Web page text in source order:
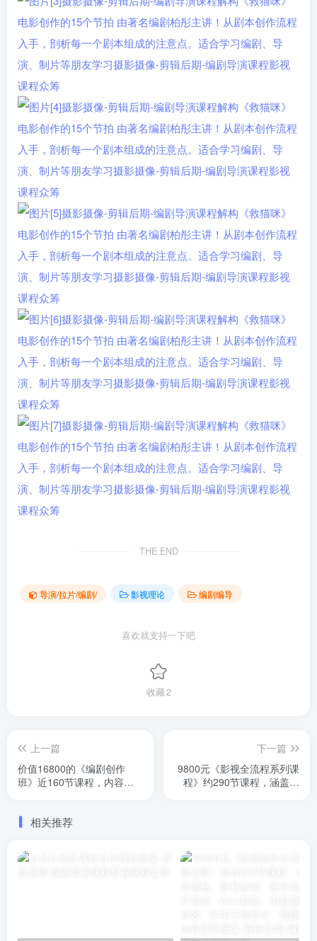
THE END
导演/拉片/编剧/ 影视理论 编剧编导
喜欢就支持一下吧
收藏2
上一篇
价值16800的《编剧创作
班》近160节课程，内容包
下一篇
9800元《影视全流程系列课
程》约290节课程，涵盖视
相关推荐